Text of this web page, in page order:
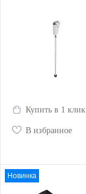
Купить в 1 клик
В избранное
Новинка